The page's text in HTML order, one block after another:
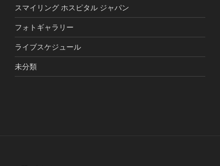
スマイリング ホスピタル ジャパン
フォトギャラリー
ライブスケジュール
未分類